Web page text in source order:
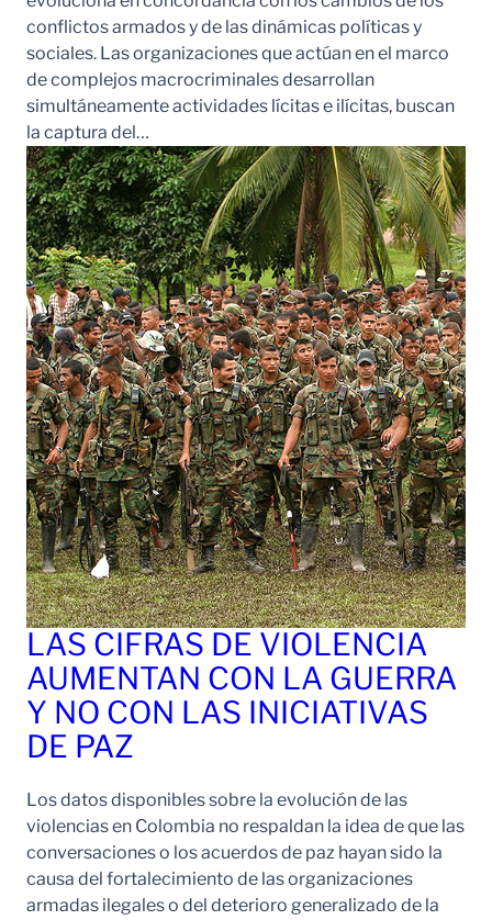
conflictos armados y de las dinámicas políticas y
sociales. Las organizaciones que actúan en el marco
de complejos macrocriminales desarrollan
simultáneamente actividades lícitas e ilícitas, buscan
la captura del…
LAS CIFRAS DE VIOLENCIA
AUMENTAN CON LA GUERRA
Y NO CON LAS INICIATIVAS
DE PAZ
Los datos disponibles sobre la evolución de las
violencias en Colombia no respaldan la idea de que las
conversaciones o los acuerdos de paz hayan sido la
causa del fortalecimiento de las organizaciones
armadas ilegales o del deterioro generalizado de la